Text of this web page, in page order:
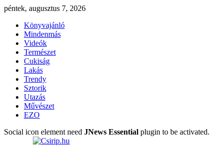
péntek, augusztus 7, 2026
Könyvajánló
Mindenmás
Videók
Természet
Cukiság
Lakás
Trendy
Sztorik
Utazás
Művészet
EZO
Social icon element need JNews Essential plugin to be activated.